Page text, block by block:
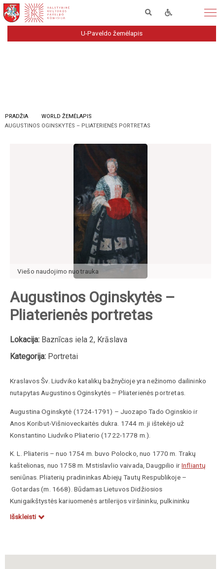
U-Paveldo žemėlapis
PRADŽIA
WORLD ŽEMĖLAPIS
AUGUSTINOS OGINSKYTĖS – PLIATERIENĖS PORTRETAS
Viešo naudojimonuotrauka
Augustinos Oginskytės –
Pliaterienės portretas
Lokacija: Baznīcas iela 2, Krāslava
Kategorija: Portretai
Kraslavos Šv. Liudviko katalikų bažnyčioje yra nežinomo dailininko
nutapytas Augustinos Oginskytės – Pliaterienėsportretas.
Augustina Oginskytė (1724-1791) – Juozapo Tado Oginskio ir
Anos Koribut-Višnioveckaitės dukra. 1744 m. ji ištekėjo už
Konstantino Liudviko Pliaterio (1722-1778 m.).
K. L. Pliateris – nuo 1754 m. buvo Polocko, nuo 1770 m. Trakų
kaštelionas, nuo 1758 m. Mstislavlio vaivada, Daugpilio irInfliantų
seniūnas. Pliaterių pradininkas Abiejų Tautų Respublikoje –
Gotardas (m. 1668). Būdamas Lietuvos Didžiosios
Kunigaikštystės kariuomenės artilerijos viršininku, pulkininku
1633–34 m. prie Smolensko dalyvavo kare su Rusijos kariuomene,
Išskleisti